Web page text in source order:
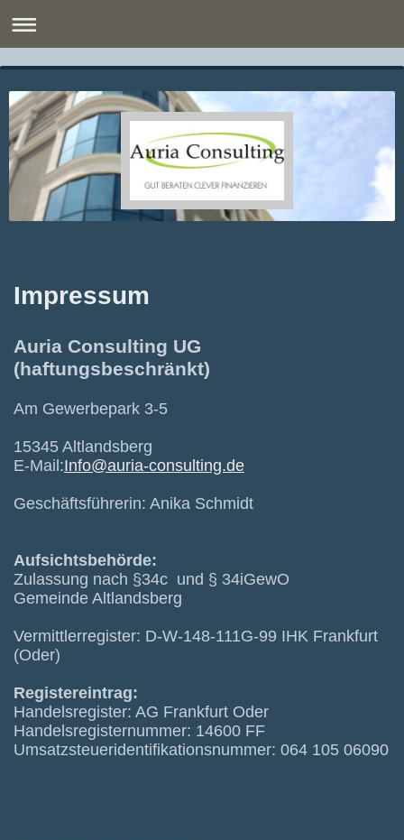
Impressum
Auria Consulting UG
(haftungsbeschränkt)
Am Gewerbepark 3-5
15345 Altlandsberg
E-Mail:Info@auria-consulting.de
Geschäftsführerin: Anika Schmidt
Aufsichtsbehörde:
Zulassung nach §34c und § 34iGewO
Gemeinde Altlandsberg
Vermittlerregister: D-W-148-111G-99 IHK Frankfurt
(Oder)
Registereintrag:
Handelsregister: AG Frankfurt Oder
Handelsregisternummer: 14600 FF
Umsatzsteueridentifikationsnummer: 064 105 06090